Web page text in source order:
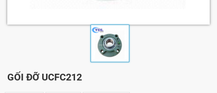
GỐI ĐỠ UCFC212